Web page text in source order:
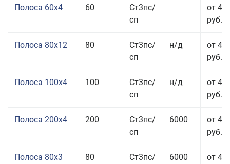
Полоса 60x4 60
Ст3пс/
сп
от 43
руб.
Полоса 80x12 80
Ст3пс/
сп
н/д
от 46
руб.
Полоса 100x4 100
Ст3пс/
сп
н/д
от 44
руб.
Полоса 200x4 200
Ст3пс/
сп
6000
от 48
руб.
Полоса 80x3 80
Ст3пс/
6000
от 47